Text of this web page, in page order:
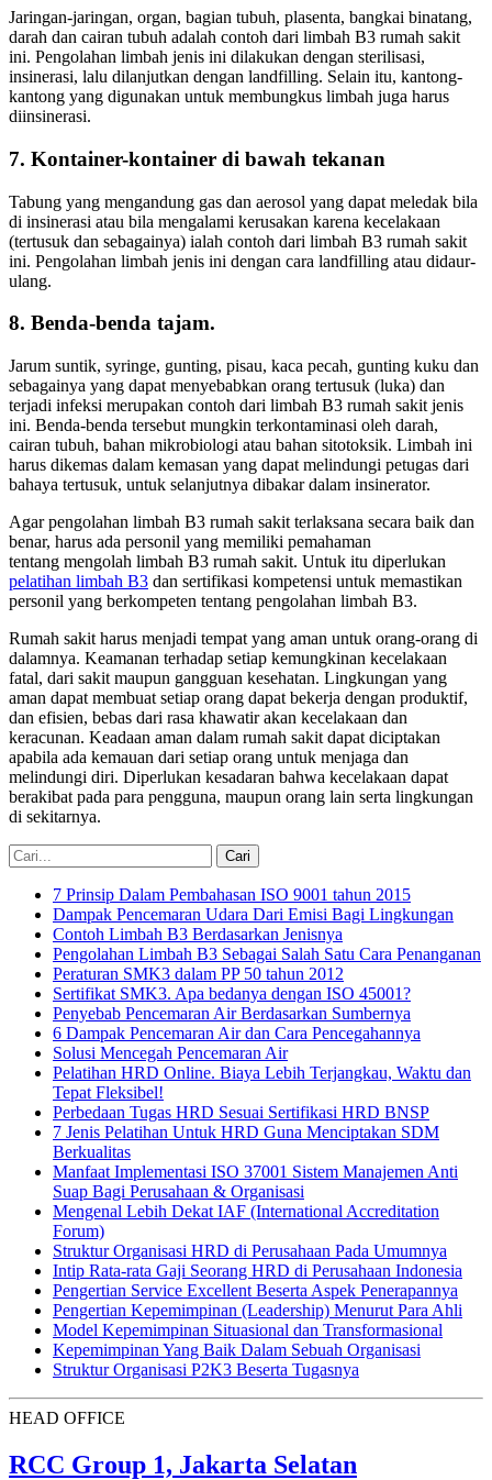
Jaringan-jaringan, organ, bagian tubuh, plasenta, bangkai binatang,
darah dan cairan tubuh adalah contoh dari limbah B3 rumah sakit
ini. Pengolahan limbah jenis ini dilakukan dengan sterilisasi,
insinerasi, lalu dilanjutkan dengan landfilling. Selain itu, kantong-
kantong yang digunakan untuk membungkus limbah juga harus
diinsinerasi.
7. Kontainer-kontainer di bawah tekanan
Tabung yang mengandung gas dan aerosol yang dapat meledak bila
di insinerasi atau bila mengalami kerusakan karena kecelakaan
(tertusuk dan sebagainya) ialah contoh dari limbah B3 rumah sakit
ini. Pengolahan limbah jenis ini dengan cara landfilling atau didaur-
ulang.
8. Benda-benda tajam.
Jarum suntik, syringe, gunting, pisau, kaca pecah, gunting kuku dan
sebagainya yang dapat menyebabkan orang tertusuk (luka) dan
terjadi infeksi merupakan contoh dari limbah B3 rumah sakit jenis
ini. Benda-benda tersebut mungkin terkontaminasi oleh darah,
cairan tubuh, bahan mikrobiologi atau bahan sitotoksik. Limbah ini
harus dikemas dalam kemasan yang dapat melindungi petugas dari
bahaya tertusuk, untuk selanjutnya dibakar dalam insinerator.
Agar pengolahan limbah B3 rumah sakit terlaksana secara baik dan
benar, harus ada personil yang memiliki pemahaman
tentang mengolah limbah B3 rumah sakit. Untuk itu diperlukan
pelatihan limbah B3 dan sertifikasi kompetensi untuk memastikan
personil yang berkompeten tentang pengolahan limbah B3.
Rumah sakit harus menjadi tempat yang aman untuk orang-orang di
dalamnya. Keamanan terhadap setiap kemungkinan kecelakaan
fatal, dari sakit maupun gangguan kesehatan. Lingkungan yang
aman dapat membuat setiap orang dapat bekerja dengan produktif,
dan efisien, bebas dari rasa khawatir akan kecelakaan dan
keracunan. Keadaan aman dalam rumah sakit dapat diciptakan
apabila ada kemauan dari setiap orang untuk menjaga dan
melindungi diri. Diperlukan kesadaran bahwa kecelakaan dapat
berakibat pada para pengguna, maupun orang lain serta lingkungan
di sekitarnya.
7 Prinsip Dalam Pembahasan ISO 9001 tahun 2015
Dampak Pencemaran Udara Dari Emisi Bagi Lingkungan
Contoh Limbah B3 Berdasarkan Jenisnya
Pengolahan Limbah B3 Sebagai Salah Satu Cara Penanganan
Peraturan SMK3 dalam PP 50 tahun 2012
Sertifikat SMK3. Apa bedanya dengan ISO 45001?
Penyebab Pencemaran Air Berdasarkan Sumbernya
6 Dampak Pencemaran Air dan Cara Pencegahannya
Solusi Mencegah Pencemaran Air
Pelatihan HRD Online. Biaya Lebih Terjangkau, Waktu dan
Tepat Fleksibel!
Perbedaan Tugas HRD Sesuai Sertifikasi HRD BNSP
7 Jenis Pelatihan Untuk HRD Guna Menciptakan SDM
Berkualitas
Manfaat Implementasi ISO 37001 Sistem Manajemen Anti
Suap Bagi Perusahaan & Organisasi
Mengenal Lebih Dekat IAF (International Accreditation
Forum)
Struktur Organisasi HRD di Perusahaan Pada Umumnya
Intip Rata-rata Gaji Seorang HRD di Perusahaan Indonesia
Pengertian Service Excellent Beserta Aspek Penerapannya
Pengertian Kepemimpinan (Leadership) Menurut Para Ahli
Model Kepemimpinan Situasional dan Transformasional
Kepemimpinan Yang Baik Dalam Sebuah Organisasi
Struktur Organisasi P2K3 Beserta Tugasnya
HEAD OFFICE
RCC Group 1, Jakarta Selatan